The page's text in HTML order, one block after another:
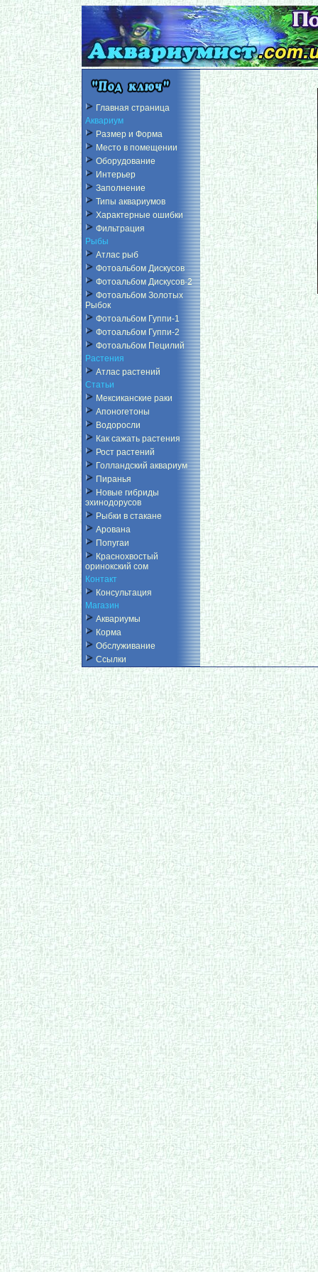
Главная страница
Аквариум
Размер и Форма
Место в помещении
Оборудование
Интерьер
Заполнение
Типы аквариумов
Характерные ошибки
Фильтрация
Рыбы
Атлас рыб
Фотоальбом Дискусов
Фотоальбом Дискусов-2
Фотоальбом Золотых
Рыбок
Фотоальбом Гуппи-1
Фотоальбом Гуппи-2
Фотоальбом Пецилий
Растения
Атлас растений
Статьи
Мексиканские раки
Апоногетоны
Водоросли
Как сажать растения
Рост растений
Голландский аквариум
Пиранья
Новые гибриды
эхинодорусов
Рыбки в стакане
Арована
Попугаи
Краснохвостый
оринокский сом
Контакт
Консультация
Магазин
Аквариумы
Корма
Обслуживание
Ссылки